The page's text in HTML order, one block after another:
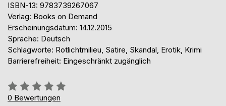
ISBN-13: 9783739267067
Verlag: Books on Demand
Erscheinungsdatum: 14.12.2015
Sprache: Deutsch
Schlagworte: Rotlichtmilieu, Satire, Skandal, Erotik, Krimi
Barrierefreiheit: Eingeschränkt zugänglich
Bewertung::
0%
0 Bewertungen